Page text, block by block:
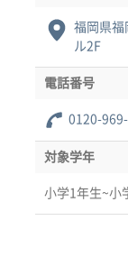
福岡県福
ル2F
電話番号
0120-
対象学年
小学1年生~小